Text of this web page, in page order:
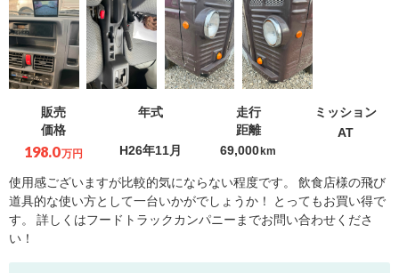
販売
価格
198.0万円
年式
H26年11月
走行
距離
69,000 km
ミッション
AT
使用感ございますが比較的気にならない程度です。 飲食店様の飛び
道具的な使い方として一台いかがでしょうか！ とってもお買い得で
す。 詳しくはフードトラックカンパニーまでお問い合わせくださ
い！